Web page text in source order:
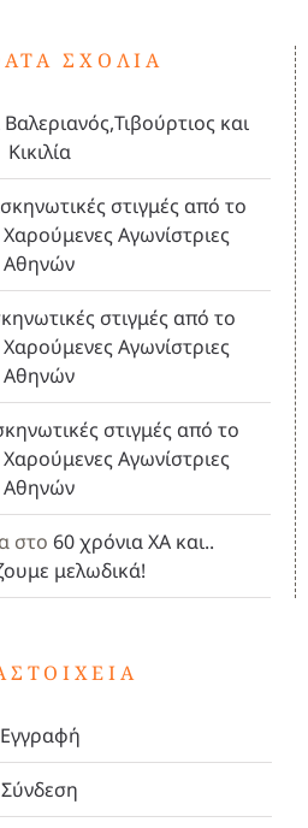
ΣΧΌΛΙΑ
Βαλεριανός,Τιβούρτιος και
Κικιλία
στιγμές από το
Αγωνίστριες
Αθηνών
στιγμές από το
Αγωνίστριες
Αθηνών
στιγμές από το
Αγωνίστριες
Αθηνών
στο 60 χρόνια ΧΑ και..
μελωδικά!
Εγγραφή
Σύνδεση